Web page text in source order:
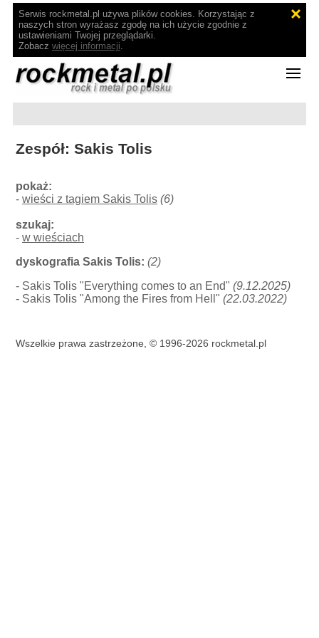
Serwis rockmetal.pl używa plików cookies. Korzystając z
naszych stron wyrażasz zgodę na ich użycie zgodnie z
ustawieniami Twojej przeglądarki.
Zobacz więcej informacji.
Zespół: Sakis Tolis
pokaż:
-wieści z tagiem Sakis Tolis (6)
szukaj:
-w wieściach
dyskografia Sakis Tolis: (2)
- Sakis Tolis "Everything comes to an End"(9.12.2025)
- Sakis Tolis "Among the Fires from Hell"(22.03.2022)
Wszelkie prawa zastrzeżone, © 1996-2026 rockmetal.pl